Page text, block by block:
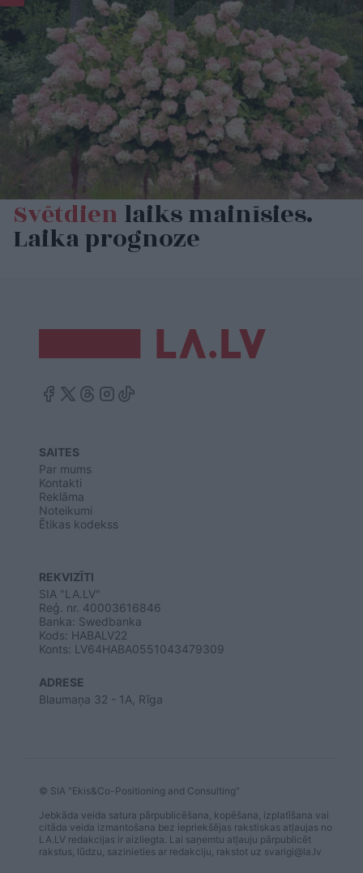
Svētdienlaiks mainīsies.
Laika prognoze
SAITES
Par mums
Kontakti
Reklāma
Noteikumi
Ētikas kodekss
REKVIZĪTI
SIA "LA.LV"
Reģ. nr. 40003616846
Banka: Swedbanka
Kods: HABALV22
Konts: LV64HABA0551043479309
ADRESE
Blaumaņa 32 - 1A, Rīga
© SIA "Ekis&Co-Positioning and Consulting"
Jebkāda veida satura pārpublicēšana, kopēšana, izplatīšana vai
citāda veida izmantošana bez iepriekšējas rakstiskas atļaujas no
LA.LV redakcijas ir aizliegta. Lai saņemtu atļauju pārpublicēt
rakstus, lūdzu, sazinieties ar redakciju, rakstot uz svarigi@la.lv